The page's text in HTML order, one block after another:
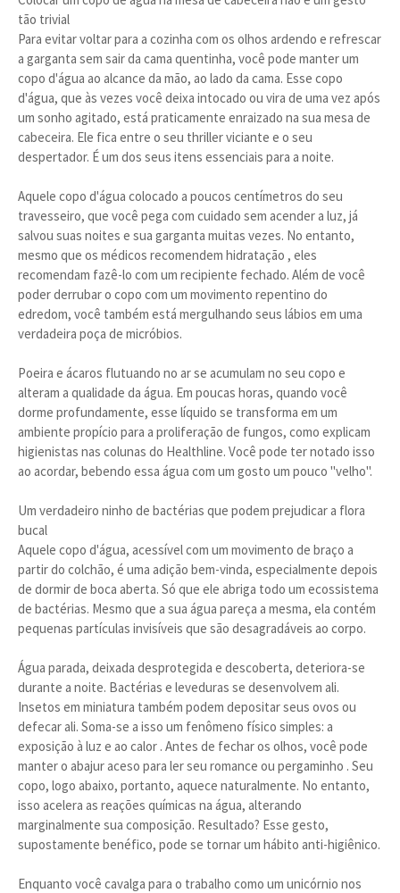
tão trivial
Para evitar voltar para a cozinha com os olhos ardendo e refrescar
a garganta sem sair da cama quentinha, você pode manter um
copo d'água ao alcance da mão, ao lado da cama. Esse copo
d'água, que às vezes você deixa intocado ou vira de uma vez após
um sonho agitado, está praticamente enraizado na sua mesa de
cabeceira. Ele fica entre o seu thriller viciante e o seu
despertador. É um dos seus itens essenciais para a noite.
Aquele copo d'água colocado a poucos centímetros do seu
travesseiro, que você pega com cuidado sem acender a luz, já
salvou suas noites e sua garganta muitas vezes. No entanto,
mesmo que os médicos recomendem hidratação , eles
recomendam fazê-lo com um recipiente fechado. Além de você
poder derrubar o copo com um movimento repentino do
edredom, você também está mergulhando seus lábios em uma
verdadeira poça de micróbios.
Poeira e ácaros flutuando no ar se acumulam no seu copo e
alteram a qualidade da água. Em poucas horas, quando você
dorme profundamente, esse líquido se transforma em um
ambiente propício para a proliferação de fungos, como explicam
higienistas nas colunas do Healthline. Você pode ter notado isso
ao acordar, bebendo essa água com um gosto um pouco "velho".
Um verdadeiro ninho de bactérias que podem prejudicar a flora
bucal
Aquele copo d'água, acessível com um movimento de braço a
partir do colchão, é uma adição bem-vinda, especialmente depois
de dormir de boca aberta. Só que ele abriga todo um ecossistema
de bactérias. Mesmo que a sua água pareça a mesma, ela contém
pequenas partículas invisíveis que são desagradáveis ao corpo.
Água parada, deixada desprotegida e descoberta, deteriora-se
durante a noite. Bactérias e leveduras se desenvolvem ali.
Insetos em miniatura também podem depositar seus ovos ou
defecar ali. Soma-se a isso um fenômeno físico simples: a
exposição à luz e ao calor . Antes de fechar os olhos, você pode
manter o abajur aceso para ler seu romance ou pergaminho . Seu
copo, logo abaixo, portanto, aquece naturalmente. No entanto,
isso acelera as reações químicas na água, alterando
marginalmente sua composição. Resultado? Esse gesto,
supostamente benéfico, pode se tornar um hábito anti-higiênico.
Enquanto você cavalga para o trabalho como um unicórnio nos